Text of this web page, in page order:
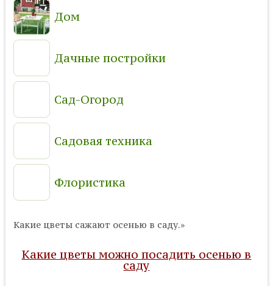
Дом
Дачные постройки
Сад-Огород
Садовая техника
Флористика
Какие цветы сажают осенью в саду.»
Какие цветы можно посадить осенью в
саду